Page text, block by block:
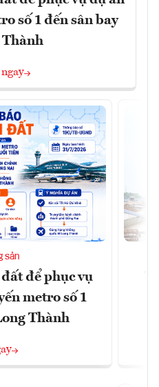
số 1 đến sân bay
sản
để phục vụ
metro số 1
Thành